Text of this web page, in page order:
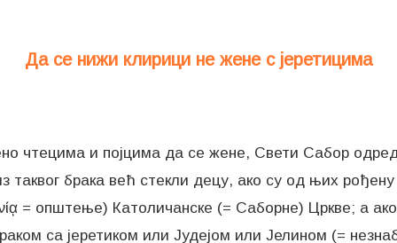
Да се нижи клирици не жене с јеретицима
чтецима и појцима да се жене, Свети Сабор
таквог брака већ стекли децу, ако су од њих
= општење) Католичанске (= Саборне) Цркве; а
са јеретиком или Јудејом или Јелином (=